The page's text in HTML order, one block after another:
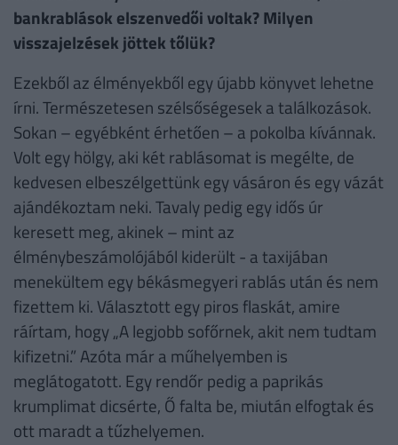
bankrablások elszenvedői voltak? Milyen
visszajelzések jöttek tőlük?
Ezekből az élményekből egy újabb könyvet lehetne
írni. Természetesen szélsőségesek a találkozások.
Sokan – egyébként érhetően – a pokolba kívánnak.
Volt egy hölgy, aki két rablásomat is megélte, de
kedvesen elbeszélgettünk egy vásáron és egy vázát
ajándékoztam neki. Tavaly pedig egy idős úr
keresett meg, akinek – mint az
élménybeszámolójából kiderült - a taxijában
menekültem egy békásmegyeri rablás után és nem
fizettem ki. Választott egy piros flaskát, amire
ráírtam, hogy „A legjobb sofőrnek, akit nem tudtam
kifizetni.” Azóta már a műhelyemben is
meglátogatott. Egy rendőr pedig a paprikás
krumplimat dicsérte, Ő falta be, miután elfogtak és
ott maradt a tűzhelyemen.